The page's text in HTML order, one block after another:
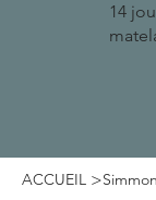
14
ACCUEIL >